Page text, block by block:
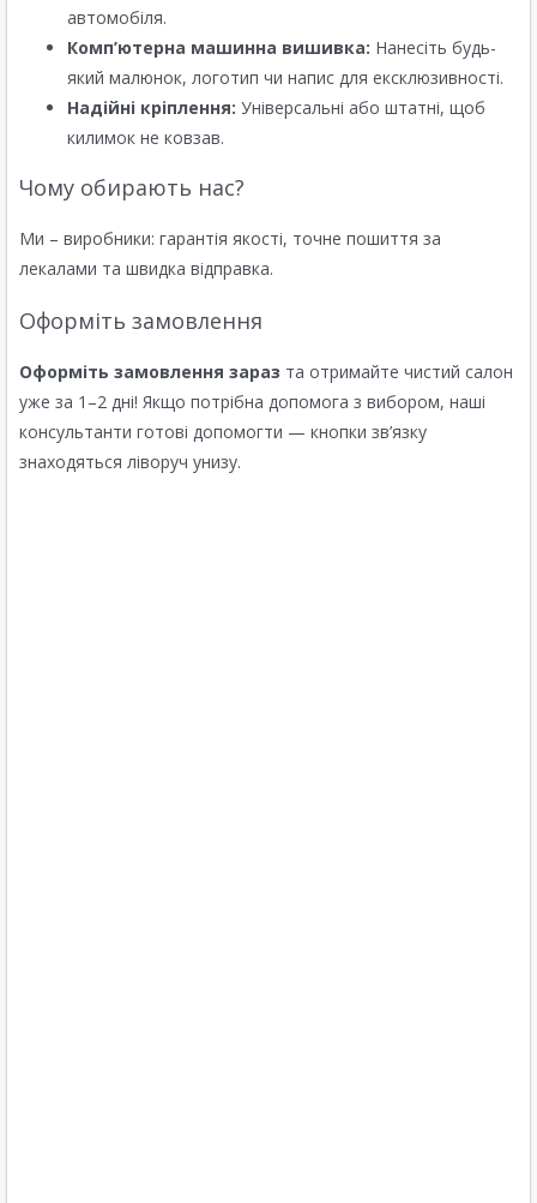
автомобіля.
Комп’ютерна машинна вишивка: Нанесіть будь-
який малюнок, логотип чи напис для ексклюзивності.
Надійні кріплення: Універсальні або штатні, щоб
килимок не ковзав.
Чому обирають нас?
Ми – виробники: гарантія якості, точне пошиття за
лекалами та швидка відправка.
Оформіть замовлення
Оформіть замовлення зараз та отримайте чистий салон
уже за 1–2 дні! Якщо потрібна допомога з вибором, наші
консультанти готові допомогти — кнопки зв’язку
знаходяться ліворуч унизу.